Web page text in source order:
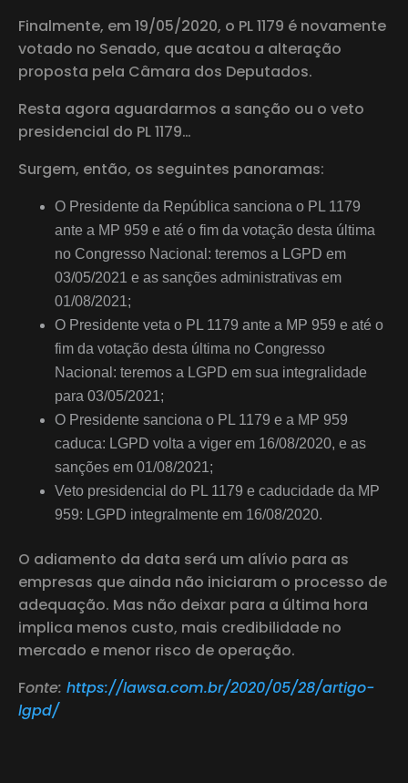
Finalmente, em 19/05/2020, o PL 1179 é novamente
votado no Senado, que acatou a alteração
proposta pela Câmara dos Deputados.
Resta agora aguardarmos a sanção ou o veto
presidencial do PL 1179…
Surgem, então, os seguintes panoramas:
O Presidente da República sanciona o PL 1179
ante a MP 959 e até o fim da votação desta última
no Congresso Nacional: teremos a LGPD em
03/05/2021 e as sanções administrativas em
01/08/2021;
O Presidente veta o PL 1179 ante a MP 959 e até o
fim da votação desta última no Congresso
Nacional: teremos a LGPD em sua integralidade
para 03/05/2021;
O Presidente sanciona o PL 1179 e a MP 959
caduca: LGPD volta a viger em 16/08/2020, e as
sanções em 01/08/2021;
Veto presidencial do PL 1179 e caducidade da MP
959: LGPD integralmente em 16/08/2020.
O adiamento da data será um alívio para as
empresas que ainda não iniciaram o processo de
adequação. Mas não deixar para a última hora
implica menos custo, mais credibilidade no
mercado e menor risco de operação.
Fonte: https://lawsa.com.br/2020/05/28/artigo-
lgpd/